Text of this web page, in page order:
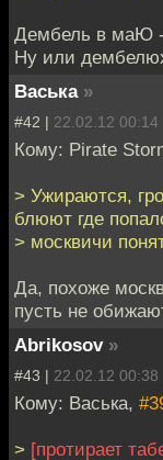
Дембель в маЮ
Ну или
Васька »
#42 | 22.02.12 00:14
Кому: Pirate
> Ужираются,
блюют где
> москвичи
Да, похоже
пусть не
Abrikosov »
#43 | 22.02.12 00:38
Кому: Васька,
> [протирает